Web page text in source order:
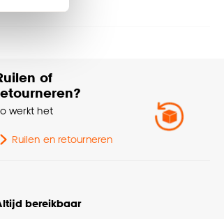
.
of
werkt het
Ruilen en retourneren
bereikbaar